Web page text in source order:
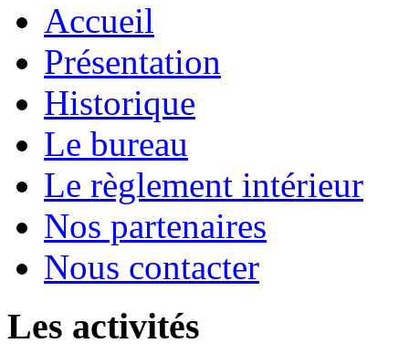
Accueil
Présentation
Historique
Le bureau
Le règlement intérieur
Nos partenaires
Nous contacter
Les activités